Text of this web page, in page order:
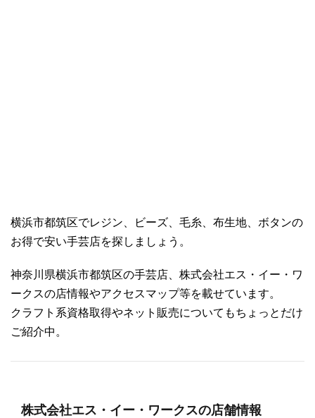
横浜市都筑区でレジン、ビーズ、毛糸、布生地、ボタンの
お得で安い手芸店を探しましょう。
神奈川県横浜市都筑区の手芸店、株式会社エス・イー・ワ
ークスの店情報やアクセスマップ等を載せています。
クラフト系資格取得やネット販売についてもちょっとだけ
ご紹介中。
株式会社エス・イー・ワークスの店舗情報